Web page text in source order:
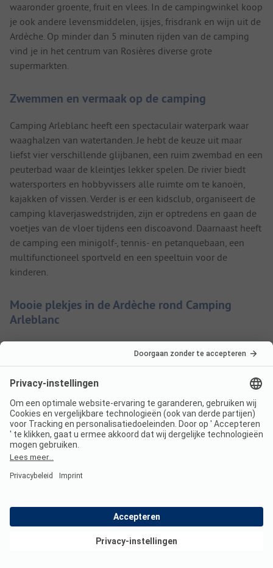
waaronder groente, fruit en vlees. In de campingwinkel koop
je ook andere levensmiddelen, ijsjes, frisdrank en wijn uit de
Ardèche. Op minder dan 5 minuten rijden van de camping
vind je in het centrum van Rosières diverse grote
supermarkten.
Zwemmen en vermaak op de camping
Camping Arleblanc heeft een spectaculair waterpark waar
waaghalzen van watertanden. Je hebt de keuze uit maar
liefst vier verschillende glijbanen, een ruim zwembad en een
peuterbad waar de kleintjes lekker spelen. De rivier biedt
watersporters en hobbyvissers alle ruimte om te kanoën,
kajakken of vissen. Verder is er een kidsclub, organiseert de
camping klaverjaswedstrijden, zijn er optredens en gaan de
voetjes van de vloer tijdens een discoavond. Daarnaast heeft
de camping een minigolf-, tennis- en petanquebaan, een
multifunctioneel sportveld en een speeltuin voor de
kinderen.
Mooie plekjes in de Ardèche rond Camping
Arleblanc
bereikbaar zijn vanaf Camping Arleblanc, zoals de immense
over de rivier en de Grot van Chauvet met zijn tienduizenden
jaren oude muurschilderingen.
Aparte rotsformaties
Natuurliefhebbers en avontuurlijke gezinnen brengen een
bezoek aan Bois de Païolive, op 25 minuten rijden van
door aparte rotsformaties die opduiken tussen de groene
bomen. De rotsen danken hun speelse vormen aan de erosie
die plaatsvond over een periode van miljoenen jaren.
Bekijk deals